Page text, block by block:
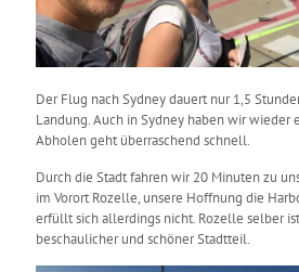
Der Flug nach Sydney dauert nur 1,5
Landung. Auch in Sydney haben wir wieder
Abholen geht überraschend schnell.
Durch die Stadt fahren wir 20 Minuten zu
im Vorort Rozelle, unsere Hoffnung die
erfüllt sich allerdings nicht. Rozelle selber
beschaulicher und schöner Stadtteil.